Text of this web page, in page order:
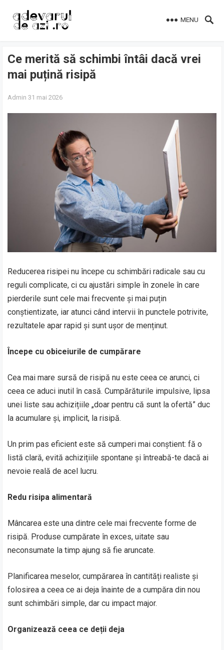
MENU
Ce merită să schimbi întâi dacă vrei
mai puțină risipă
Admin 31 mai 2026
Reducerea risipei nu începe cu schimbări radicale sau cu
reguli complicate, ci cu ajustări simple în zonele în care
pierderile sunt cele mai frecvente și mai puțin
conștientizate, iar atunci când intervii în punctele potrivite,
rezultatele apar rapid și sunt ușor de menținut.
Începe cu obiceiurile de cumpărare
Cea mai mare sursă de risipă nu este ceea ce arunci, ci
ceea ce aduci inutil în casă. Cumpărăturile impulsive, lipsa
unei liste sau achizițiile „doar pentru că sunt la ofertă” duc
la acumulare și, implicit, la risipă.
Un prim pas eficient este să cumperi mai conștient: fă o
listă clară, evită achizițiile spontane și întreabă-te dacă ai
nevoie reală de acel lucru.
Redu risipa alimentară
Mâncarea este una dintre cele mai frecvente forme de
risipă. Produse cumpărate în exces, uitate sau
neconsumate la timp ajung să fie aruncate.
Planificarea meselor, cumpărarea în cantități realiste și
folosirea a ceea ce ai deja înainte de a cumpăra din nou
sunt schimbări simple, dar cu impact major.
Organizează ceea ce deții deja